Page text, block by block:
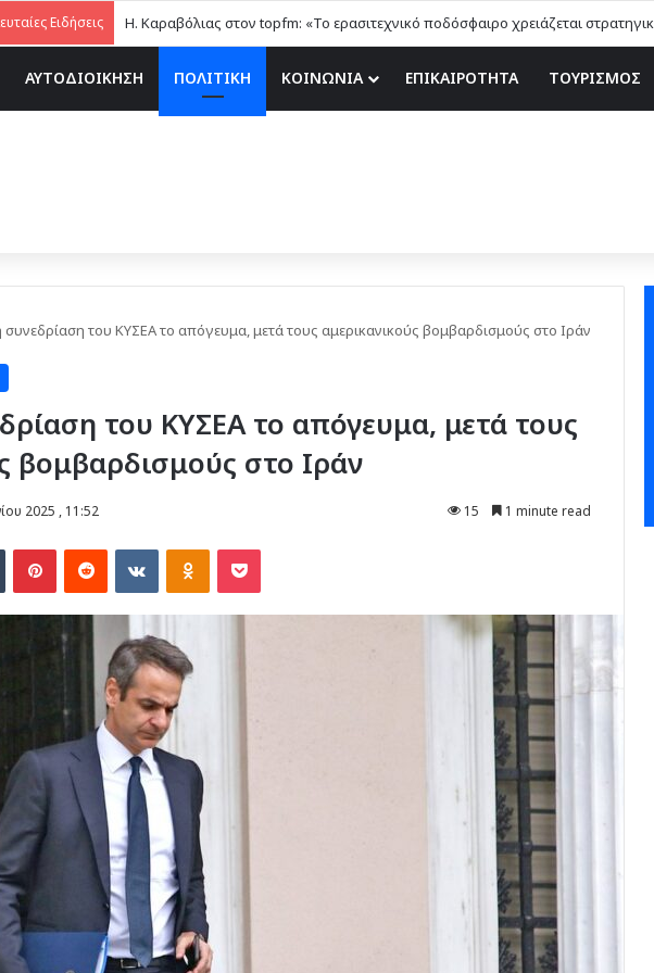
Ειδήσεις
ΑΥΤΟΔΙΟΙΚΗΣΗ ΠΟΛΙΤΙΚΗ ΚΟΙΝΩΝΙΑ ΕΠΙΚΑΙΡΟΤΗΤΑ ΤΟΥΡΙΣΜΟΣ
συνεδρίαση του ΚΥΣΕΑ το απόγευμα, μετά τους αμερικανικούς βομβαρδισμούς στο Ιράν
του ΚΥΣΕΑ το απόγευμα, μετά τους
βομβαρδισμούς στο Ιράν
2025 , 11:52 15 1 minute read
Tumblr PinterestReddit VKontakteOdnoklassniki
Pocket